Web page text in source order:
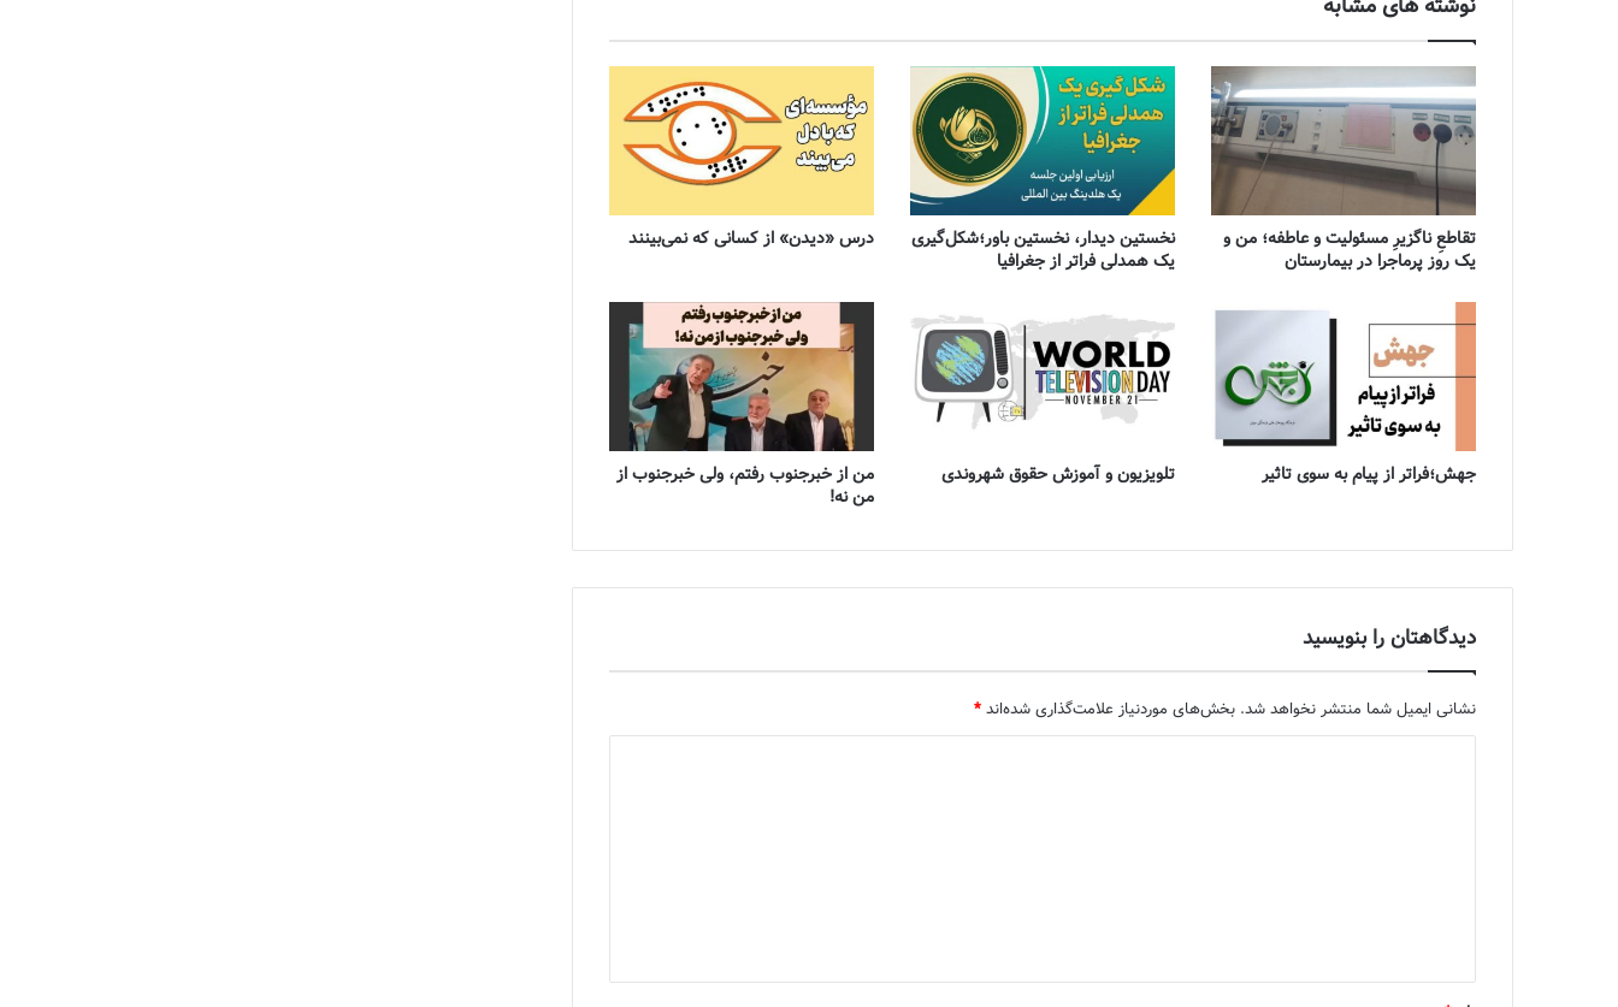
تقاطعِ ناگزیرِ مسئولیت و عاطفه؛ من و
یک روز پرماجرا در بیمارستان
نخستین دیدار، نخستین باور؛شکل‌گیری
یک همدلی فراتر از جغرافیا
درس «دیدن» از کسانی که نمی‌بینند
جهش؛فراتر از پیام به سوی تاثیر تلویزیون و آموزش حقوق شهروندی
من از خبرجنوب رفتم، ولی خبرجنوب از
من نه!
دیدگاهتان را بنویسید
نشانی ایمیل شما منتشر نخواهد شد. بخش‌های موردنیاز علامت‌گذاری شده‌اند*